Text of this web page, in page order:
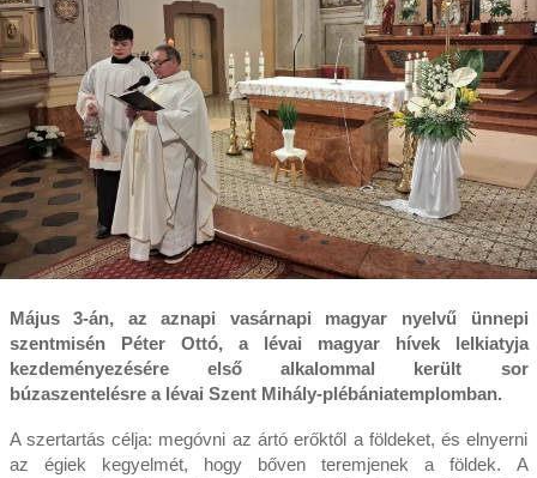
Május 3-án, az aznapi vasárnapi magyar nyelvű ünnepi
szentmisén Péter Ottó, a lévai magyar hívek lelkiatyja
kezdeményezésére első alkalommal került sor
búzaszentelésre a lévai Szent Mihály-plébániatemplomban.
A szertartás célja: megóvni az ártó erőktől a földeket, és elnyerni
az égiek kegyelmét, hogy bőven teremjenek a földek. A